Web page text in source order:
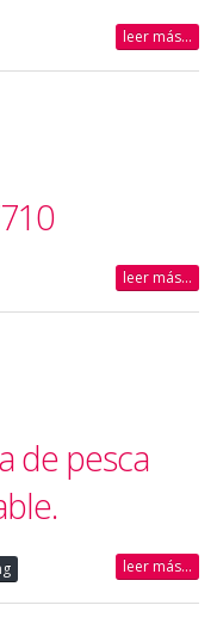
leer más...
leer más...
de pesca
leer más...